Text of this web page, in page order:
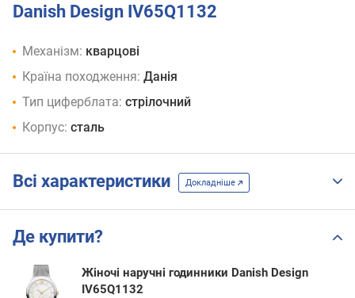
Danish Design IV65Q1132
Механізм: кварцові
Країна походження: Данія
Тип циферблата: стрілочний
Корпус: сталь
Всі характеристики Докладніше
Де купити?
Жіночі наручні годинники Danish Design
IV65Q1132